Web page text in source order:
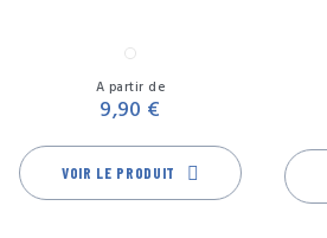
Transparent
A partir de
9,90 €
VOIR LE PRODUIT